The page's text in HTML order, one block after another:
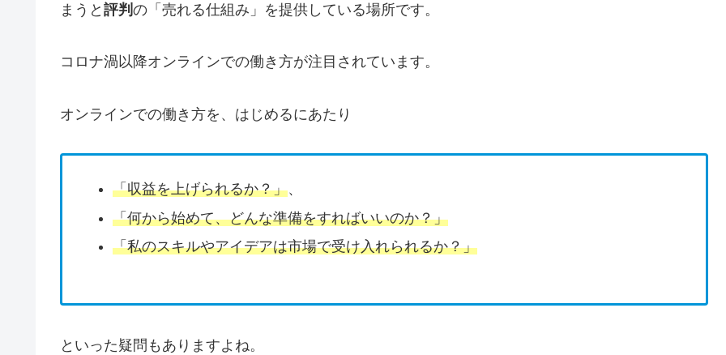
まうと 評判 の「売れる仕組み」を提供している場所です。
コロナ渦以降オンラインでの働き方が注目されています。
オンラインでの働き方を、はじめるにあたり
「収益を上げられるか？」、
「何から始めて、どんな準備をすればいいのか？」
「私のスキルやアイデアは市場で受け入れられるか？」
といった疑問もありますよね。